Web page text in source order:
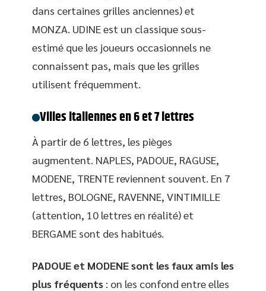
dans certaines grilles anciennes) et
MONZA. UDINE est un classique sous-
estimé que les joueurs occasionnels ne
connaissent pas, mais que les grilles
utilisent fréquemment.
Villes italiennes en 6 et 7 lettres
À partir de 6 lettres, les pièges
augmentent. NAPLES, PADOUE, RAGUSE,
MODENE, TRENTE reviennent souvent. En 7
lettres, BOLOGNE, RAVENNE, VINTIMILLE
(attention, 10 lettres en réalité) et
BERGAME sont des habitués.
PADOUE et MODENE sont les faux amis les
plus fréquents : on les confond entre elles